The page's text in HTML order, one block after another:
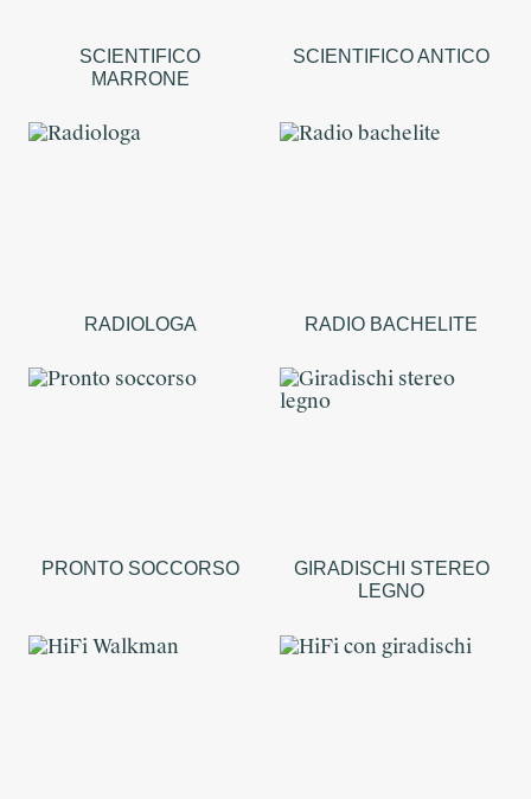
SCIENTIFICO
MARRONE
SCIENTIFICO ANTICO
RADIOLOGA RADIO BACHELITE
PRONTO SOCCORSO
GIRADISCHI STEREO
LEGNO